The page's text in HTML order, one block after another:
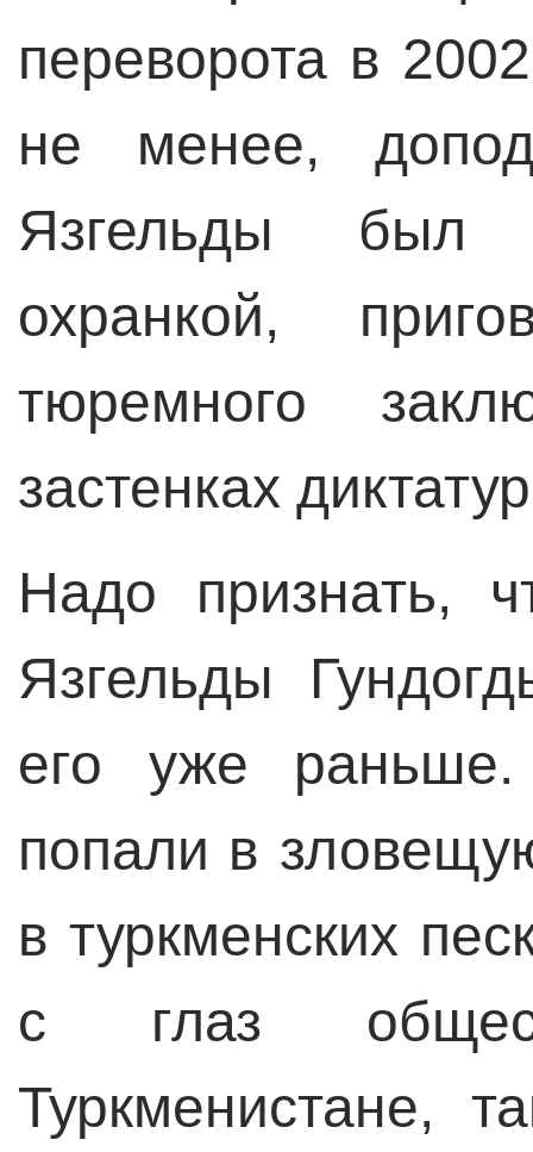
переворота в
не менее,
Язгельды был
охранкой,
тюремного
застенках
Надо признать,
Язгельды
его уже
попали в
в туркменских
с глаз
Туркменистане,